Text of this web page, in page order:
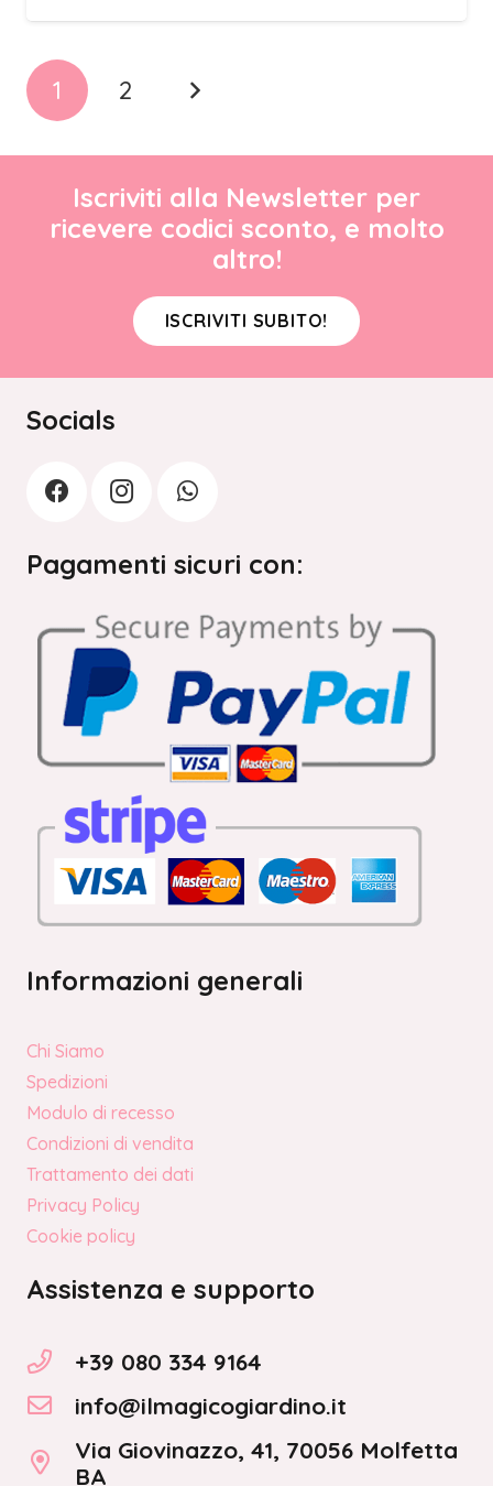
1 2
Iscriviti alla Newsletter per
ricevere codici sconto, e molto
altro!
ISCRIVITI SUBITO!
Socials
Pagamenti sicuri con:
Informazioni generali
Chi Siamo
Spedizioni
Modulo di recesso
Condizioni di vendita
Trattamento dei dati
Privacy Policy
Cookie policy
Assistenza e supporto
+39 080 334 9164
info@ilmagicogiardino.it
Via Giovinazzo, 41, 70056 Molfetta
BA